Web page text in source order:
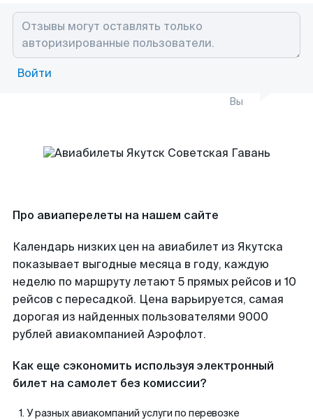
Войти
Вы
Про авиаперелеты на нашем сайте
Календарь низких цен на авиабилет из Якутска
показывает выгодные месяца в году, каждую
неделю по маршруту летают 5 прямых рейсов и 10
рейсов с пересадкой. Цена варьируется, самая
дорогая из найденных пользователями 9000
рублей авиакомпанией Аэрофлот.
Как еще сэкономить используя электронный
билет на самолет без комиссии?
У разных авиакомпаний услуги по перевозке